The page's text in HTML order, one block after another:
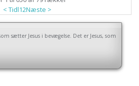
< Tidl12Næste >
sætter Jesus i bevægelse. Det er Jesus, som